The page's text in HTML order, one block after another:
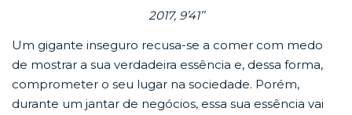
2017, 9’41’’
Um gigante inseguro recusa-se a comer com medo
de mostrar a sua verdadeira essência e, dessa forma,
comprometer o seu lugar na sociedade. Porém,
durante um jantar de negócios, essa sua essência vai